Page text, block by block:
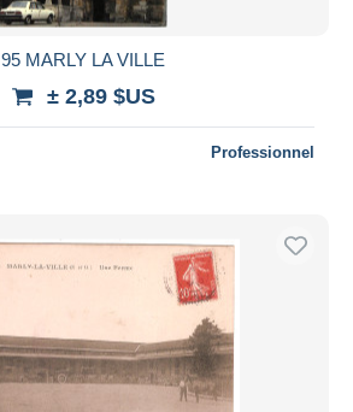
95 MARLY LA VILLE
± 2,89 $US
Professionnel